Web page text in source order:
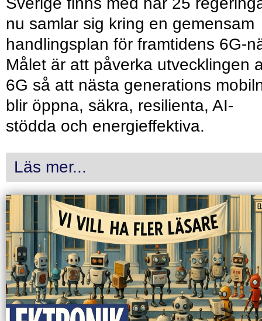
nu samlar sig kring en gemensam
handlingsplan för framtidens 6G-
Målet är att påverka utvecklingen
6G så att nästa generations
blir öppna, säkra, resilienta, AI-
stödda och energieffektiva.
Läs mer...